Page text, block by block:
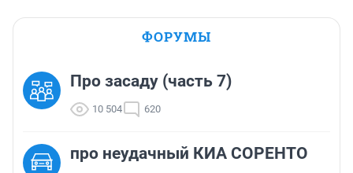
ФОРУМЫ
Про засаду (часть 7)
10 504 620
про неудачный КИА СОРЕНТО